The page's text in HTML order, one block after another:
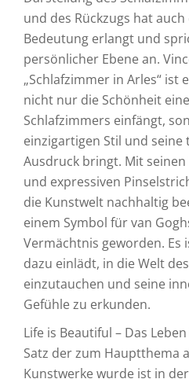
und des Rückzugs hat
Bedeutung erlangt und
persönlicher Ebene an.
„Schlafzimmer in Arles“ ist
nicht nur die Schönheit
Schlafzimmers einfängt,
einzigartigen Stil und
Ausdruck bringt. Mit
und expressiven
die Kunstwelt nachhaltig
einem Symbol für van
Vermächtnis geworden. Es
dazu einlädt, in die Welt
einzutauchen und seine
Gefühle zu erkunden.
Life is Beautiful – Das
Satz der zum Hauptthema
Kunstwerke wurde ist in